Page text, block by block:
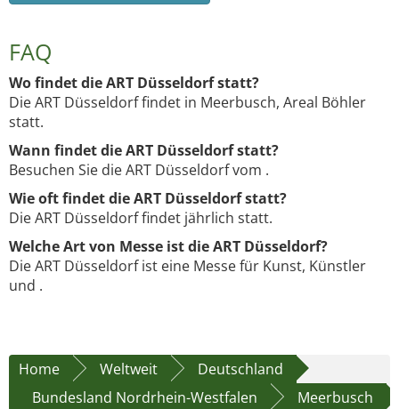
FAQ
Wo findet die ART Düsseldorf statt?
Die ART Düsseldorf findet in Meerbusch, Areal Böhler
statt.
Wann findet die ART Düsseldorf statt?
Besuchen Sie die ART Düsseldorf vom .
Wie oft findet die ART Düsseldorf statt?
Die ART Düsseldorf findet jährlich statt.
Welche Art von Messe ist die ART Düsseldorf?
Die ART Düsseldorf ist eine Messe für Kunst, Künstler
und .
Home Weltweit
Deutschland
Bundesland Nordrhein-Westfalen
Meerbusch